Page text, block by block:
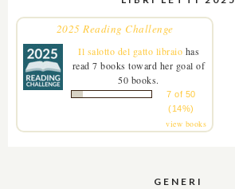
2025 Reading Challenge
Il salotto del gatto libraio has
read 7 books toward her goal of
50 books.
7 of 50
(14%)
view books
GENERI